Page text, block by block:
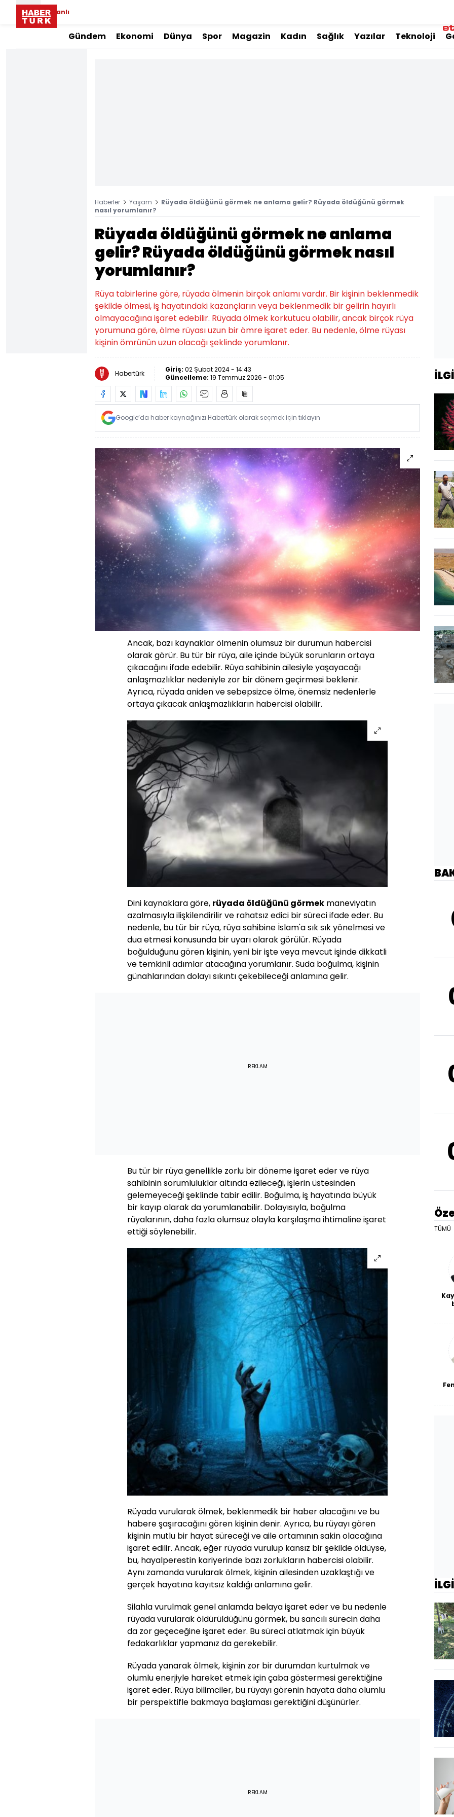
Canlı
Gündem Ekonomi Dünya Spor Magazin Kadın Sağlık Yazılar Teknoloji
Haberler Yaşam
Rüyada öldüğünü görmek ne anlama gelir? Rüyada öldüğünü görmek
nasıl yorumlanır?
Rüyada öldüğünü görmek ne anlama
gelir? Rüyada öldüğünü görmek nasıl
yorumlanır?
Rüya tabirlerine göre, rüyada ölmenin birçok anlamı vardır. Bir kişinin beklenmedik
şekilde ölmesi, iş hayatındaki kazançların veya beklenmedik bir gelirin hayırlı
olmayacağına işaret edebilir. Rüyada ölmek korkutucu olabilir, ancak birçok rüya
yorumuna göre, ölme rüyası uzun bir ömre işaret eder. Bu nedenle, ölme rüyası
kişinin ömrünün uzun olacağı şeklinde yorumlanır.
Habertürk Giriş: 02 Şubat 2024 - 14:43
Güncelleme: 19 Temmuz 2026 - 01:05
Google’da haber kaynağınızı Habertürk olarak seçmek için tıklayın
Ancak, bazı kaynaklar ölmenin olumsuz bir durumun habercisi
olarak görür. Bu tür bir rüya, aile içinde büyük sorunların ortaya
çıkacağını ifade edebilir. Rüya sahibinin ailesiyle yaşayacağı
anlaşmazlıklar nedeniyle zor bir dönem geçirmesi beklenir.
Ayrıca, rüyada aniden ve sebepsizce ölme, önemsiz nedenlerle
ortaya çıkacak anlaşmazlıkların habercisi olabilir.
Dini kaynaklara göre, rüyada öldüğünü görmek maneviyatın
azalmasıyla ilişkilendirilir ve rahatsız edici bir süreci ifade eder. Bu
nedenle, bu tür bir rüya, rüya sahibine İslam'a sık sık yönelmesi ve
dua etmesi konusunda bir uyarı olarak görülür. Rüyada
boğulduğunu gören kişinin, yeni bir işte veya mevcut işinde dikkatli
ve temkinli adımlar atacağına yorumlanır. Suda boğulma, kişinin
günahlarından dolayı sıkıntı çekebileceği anlamına gelir.
REKLAM
Bu tür bir rüya genellikle zorlu bir döneme işaret eder ve rüya
sahibinin sorumluluklar altında ezileceği, işlerin üstesinden
gelemeyeceği şeklinde tabir edilir. Boğulma, iş hayatında büyük
bir kayıp olarak da yorumlanabilir. Dolayısıyla, boğulma
rüyalarının, daha fazla olumsuz olayla karşılaşma ihtimaline işaret
ettiği söylenebilir.
Rüyada vurularak ölmek, beklenmedik bir haber alacağını ve bu
habere şaşıracağını gören kişinin denir. Ayrıca, bu rüyayı gören
kişinin mutlu bir hayat süreceği ve aile ortamının sakin olacağına
işaret edilir. Ancak, eğer rüyada vurulup kansız bir şekilde öldüyse,
bu, hayalperestin kariyerinde bazı zorlukların habercisi olabilir.
Aynı zamanda vurularak ölmek, kişinin ailesinden uzaklaştığı ve
gerçek hayatına kayıtsız kaldığı anlamına gelir.
Silahla vurulmak genel anlamda belaya işaret eder ve bu nedenle
rüyada vurularak öldürüldüğünü görmek, bu sancılı sürecin daha
da zor geçeceğine işaret eder. Bu süreci atlatmak için büyük
fedakarlıklar yapmanız da gerekebilir.
Rüyada yanarak ölmek, kişinin zor bir durumdan kurtulmak ve
olumlu enerjiyle hareket etmek için çaba göstermesi gerektiğine
işaret eder. Rüya bilimciler, bu rüyayı görenin hayata daha olumlu
bir perspektifle bakmaya başlaması gerektiğini düşünürler.
REKLAM
TÜMÜ